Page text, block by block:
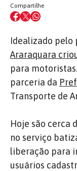
Compartilhe
Idealizado pelo
Araraquara
para
parceria da
Transporte de
Hoje são cerca
no serviço
liberação para
usuários